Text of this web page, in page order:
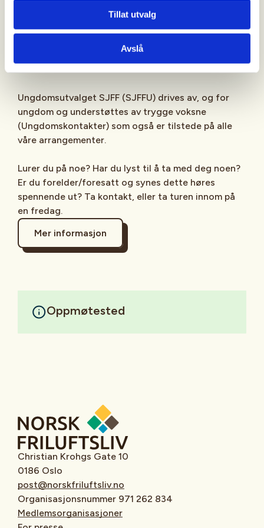
Tillat utvalg
Avslå
SJFFUpå Instagram
TikTokog vår egenpodcastpå din favoritt-
Ungdomsutvalget SJFF (SJFFU) drives av, og for
ungdom og understøttes av trygge voksne
(Ungdomskontakter) som også er tilstede på alle
våre arrangementer.
Lurer du på noe? Har du lyst til å ta med deg noen?
Er du forelder/foresatt og synes dette høres
spennende ut? Ta kontakt, eller ta turen innom på
en fredag.
Mer informasjon
Oppmøtested
Christian Krohgs Gate 10
0186 Oslo
post@norskfriluftsliv.no
Organisasjonsnummer 971 262 834
Medlemsorganisasjoner